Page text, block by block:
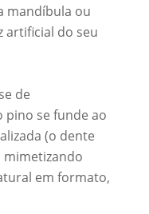
mandíbula ou
artificial do seu
de
pino se funde ao
(o dente
mimetizando
em formato,